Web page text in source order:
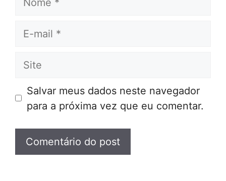
E-
Site
Salvar meus dados neste navegador
para a próxima vez que eu comentar.